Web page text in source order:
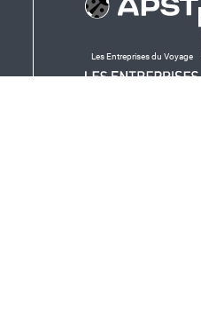
Les Entreprises du Voyage